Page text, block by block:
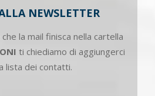
NEWSLETTER
la mail finisca nella cartella
ti chiediamo di aggiungerci
lista dei contatti.